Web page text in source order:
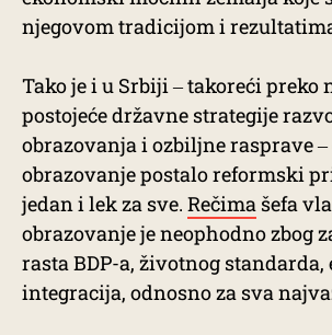
njegovom tradicijom i
Tako je i u Srbiji ‒ takoreći preko
postojeće državne strategije
obrazovanja i ozbiljne rasprave
obrazovanje postalo reformski
jedan i lek za sve. Rečima šefa
obrazovanje je neophodno zbog
rasta BDP-a, životnog
integracija, odnosno za sva